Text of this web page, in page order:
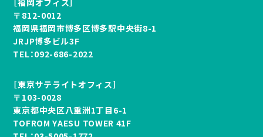
［福岡オフィス］
〒812-0012
福岡県福岡市博多区博多駅中央街8-1
JRJP博多ビル3F
TEL：092-686-2022
［東京サテライトオフィス］
〒103-0028
東京都中央区八重洲1丁目6-1
TOFROM YAESU TOWER 41F